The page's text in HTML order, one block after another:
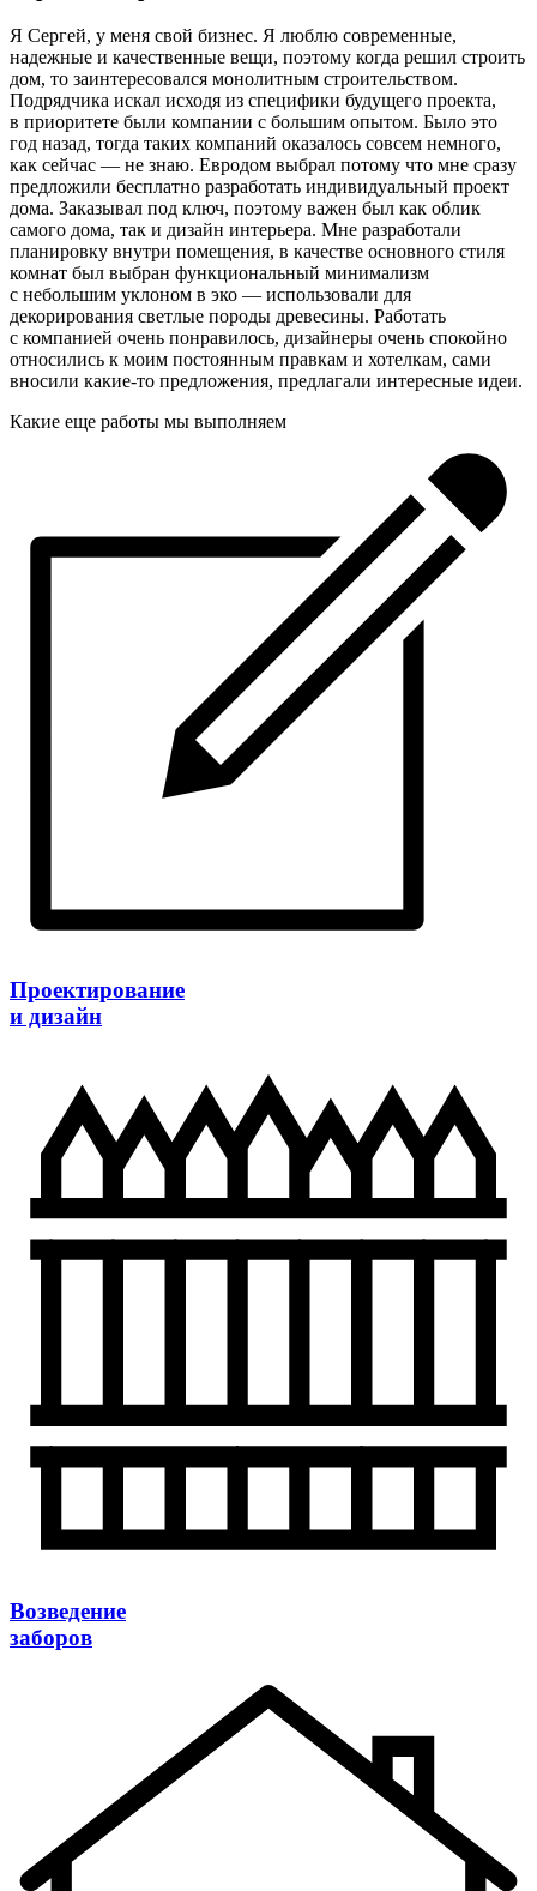
Я Сергей, у меня свой бизнес. Я люблю современные,
надежные и качественные вещи, поэтому когда решил строить
дом, то заинтересовался монолитным строительством.
Подрядчика искал исходя из специфики будущего проекта,
в приоритете были компании с большим опытом. Было это
год назад, тогда таких компаний оказалось совсем немного,
как сейчас — не знаю. Евродом выбрал потому что мне сразу
предложили бесплатно разработать индивидуальный проект
дома. Заказывал под ключ, поэтому важен был как облик
самого дома, так и дизайн интерьера. Мне разработали
планировку внутри помещения, в качестве основного стиля
комнат был выбран функциональный минимализм
с небольшим уклоном в эко — использовали для
декорирования светлые породы древесины. Работать
с компанией очень понравилось, дизайнеры очень спокойно
относились к моим постоянным правкам и хотелкам, сами
вносили какие-то предложения, предлагали интересные идеи.
Какие еще работы мы выполняем
Проектирование
и дизайн
Возведение
заборов